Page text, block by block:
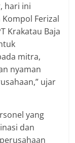
hari ini
Ferizal
Krakatau Baja
mitra,
nyaman
ujar
yang
dan